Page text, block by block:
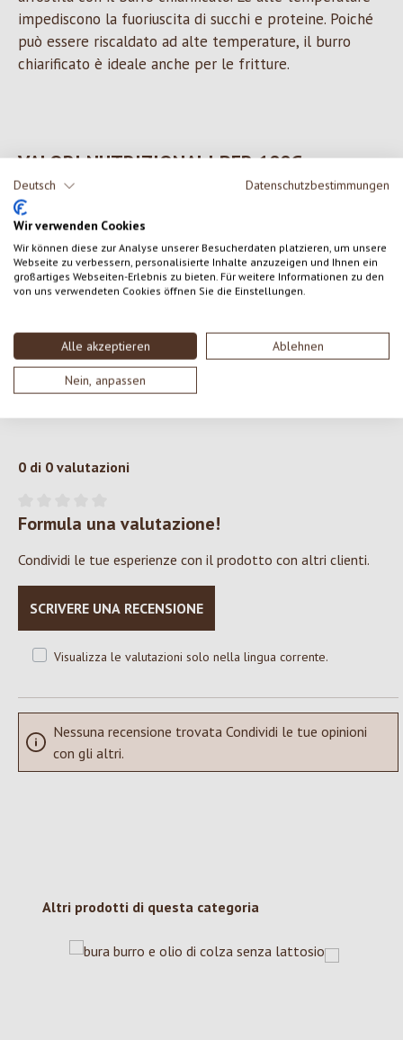
Deutsch Datenschutzbestimmungen
Wir verwenden Cookies
Wir können diese zur Analyse unserer Besucherdaten platzieren, um unsere
Webseite zu verbessern, personalisierte Inhalte anzuzeigen und Ihnen ein
großartiges Webseiten-Erlebnis zu bieten. Für weitere Informationen zu den
von uns verwendeten Cookies öffnen Sie die Einstellungen.
Alle akzeptieren Ablehnen
Nein, anpassen
impediscono la fuoriuscita di succhi e proteine. Poiché
può essere riscaldato ad alte temperature, il burro
chiarificato è ideale anche per le fritture.
VALORI NUTRIZIONALI PER 100G
Brennwert/energia 3693 kJ / 898 kcal Fett/grassi 99,8% g
Davon gesättigte Fettsäuren/di cui saturati 64,9 g
Kohlenhydrate/carboidrati 0 g Davon Zucker/di cui zuccheri 0 g
Eiweiß/proteine 0 g Salz/sale 0 g
INGREDIENTI
burro da agricolutra biologica controllata, aria. Allergeni: latte
0 di 0 valutazioni
Valutazione media di 0 su 5 stelle
Formula una valutazione!
Condividi le tue esperienze con il prodotto con altri clienti.
SCRIVERE UNA RECENSIONE
Visualizza le valutazioni solo nella lingua corrente.
Nessuna recensione trovata Condividi le tue opinioni
con gli altri.
Salta la galleria dei prodotti
Altri prodotti di questa categoria